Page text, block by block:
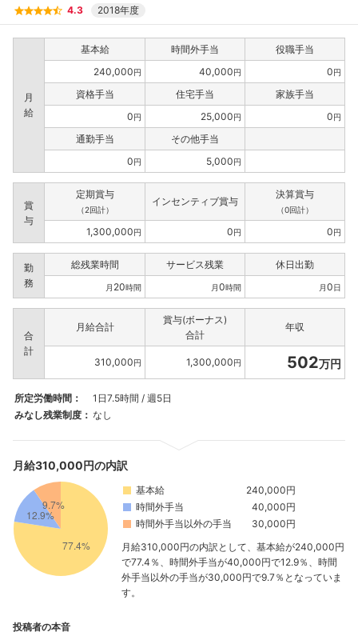
4.3
2018年度
月
給
基本給 時間外手当
役職手当
240,000円 40,000円 0円
資格手当 住宅手当
家族手当
0円 25,000円 0円
通勤手当
その他手当
0円 5,000円
賞
与
定期賞与
（2回計）
インセンティブ賞与
決算賞与
（0回計）
1,300,000円 0円 0円
勤
務
総残業時間 サービス残業 休日出勤
月 20時間 月0時間 月0日
合
計
月給合計
賞与(ボーナス)
合計
年収
310,000円 1,300,000円 502万円
所定労働時間：
1日7.5時間 / 週5日
みなし残業制度： なし
月給310,000円の内訳
基本給
240,000円
時間外手当
40,000円
時間外手当以外の手当
30,000円
月給310,000円の内訳として、基本給が240,000円
で77.4％、時間外手当が40,000円で12.9％、時間
外手当以外の手当が30,000円で9.7％となっていま
す。
投稿者の本音